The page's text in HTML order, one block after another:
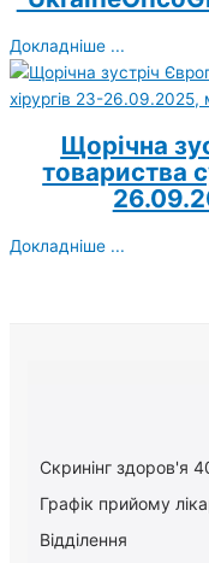
Докладніше ...
Щорічна
товариства
Докладніше ...
Скринінг здоров'я
Графік прийому
Відділення